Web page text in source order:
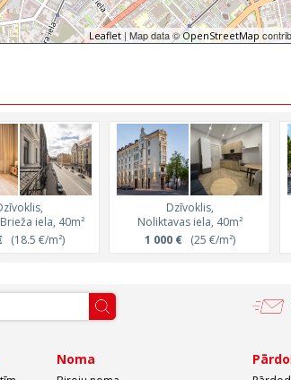
Leaflet| Map data ©OpenStreetMap
iela, 40m²
(18.5 €/m²)
Dzīvoklis,
Noliktavas iela, 40m²
1 000 €(25 €/m²)
Noma